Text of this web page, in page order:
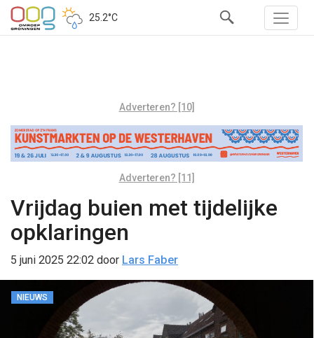
25.2°C
Adverteren? [10]
Adverteren? [11]
Vrijdag buien met tijdelijke
opklaringen
5 juni 2025 22:02 door Lars Faber
NIEUWS